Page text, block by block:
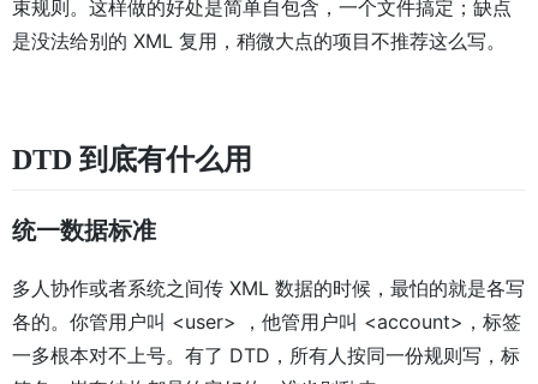
束规则。这样做的好处是简单自包含，一个文件搞定；缺点
是没法给别的 XML 复用，稍微大点的项目不推荐这么写。
DTD 到底有什么用
统一数据标准
多人协作或者系统之间传 XML 数据的时候，最怕的就是各写
各的。你管用户叫 <user> ，他管用户叫 <account>，标签
一多根本对不上号。有了 DTD，所有人按同一份规则写，标